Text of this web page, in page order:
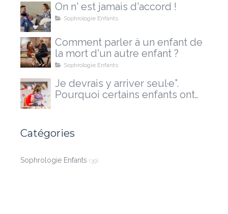
On n' est jamais d'accord !
Sophrologie Enfants
Comment parler à un enfant de
la mort d'un autre enfant ?
Sophrologie Enfants
Je devrais y arriver seul·e”.
Pourquoi certains enfants ont
Catégories
Sophrologie Enfants (39)